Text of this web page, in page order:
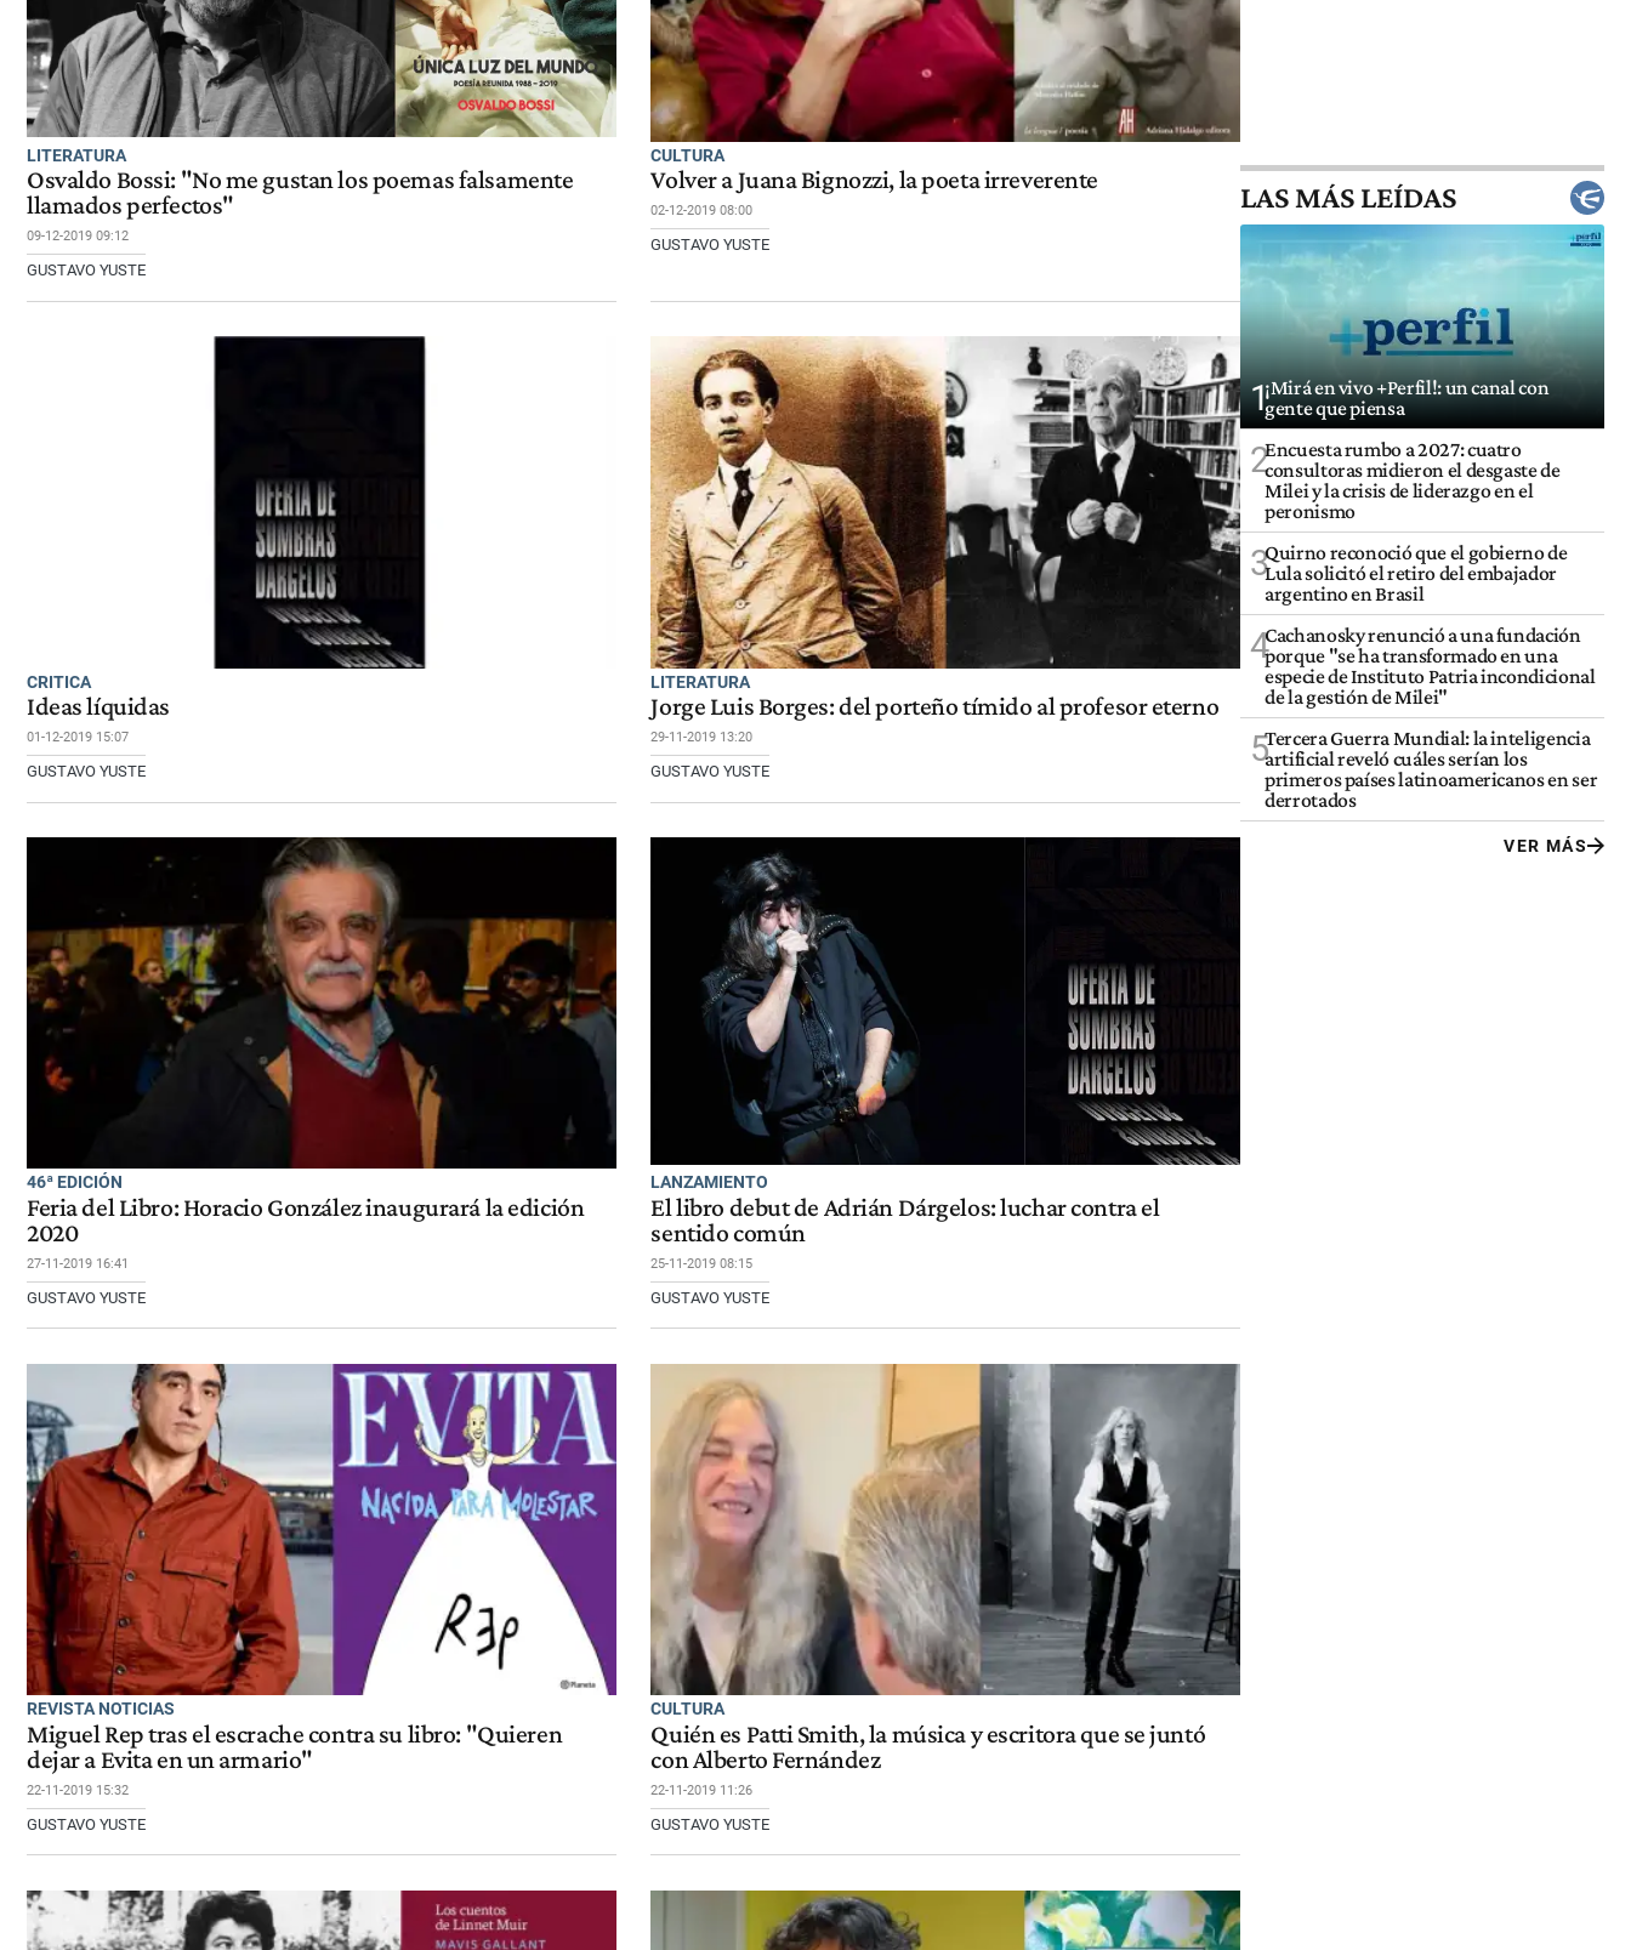
LITERATURA
Osvaldo Bossi: "No me gustan los poemas falsamente
llamados perfectos"
09-12-2019 09:12
GUSTAVO YUSTE
CULTURA
Volver a Juana Bignozzi, la poeta irreverente
02-12-2019 08:00
GUSTAVO YUSTE
CRITICA
Ideas líquidas
01-12-2019 15:07
GUSTAVO YUSTE
LITERATURA
Jorge Luis Borges: del porteño tímido al profesor eterno
29-11-2019 13:20
GUSTAVO YUSTE
46ª EDICIÓN
Feria del Libro: Horacio González inaugurará la edición
2020
27-11-2019 16:41
GUSTAVO YUSTE
LANZAMIENTO
El libro debut de Adrián Dárgelos: luchar contra el
sentido común
25-11-2019 08:15
GUSTAVO YUSTE
REVISTA NOTICIAS
Miguel Rep tras el escrache contra su libro: "Quieren
dejar a Evita en un armario"
22-11-2019 15:32
GUSTAVO YUSTE
CULTURA
Quién es Patti Smith, la música y escritora que se juntó
con Alberto Fernández
22-11-2019 11:26
GUSTAVO YUSTE
LAS MÁS LEÍDAS
1¡Mirá en vivo +Perfil!: un canal con
gente que piensa
2Encuesta rumbo a 2027: cuatro
consultoras midieron el desgaste de
Milei y la crisis de liderazgo en el
peronismo
3Quirno reconoció que el gobierno de
Lula solicitó el retiro del embajador
argentino en Brasil
4Cachanosky renunció a una fundación
porque "se ha transformado en una
especie de Instituto Patria incondicional
de la gestión de Milei"
5Tercera Guerra Mundial: la inteligencia
artificial reveló cuáles serían los
primeros países latinoamericanos en ser
derrotados
VER MÁS